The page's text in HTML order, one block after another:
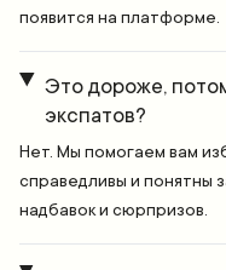
появится на платформе.
Это дороже,
экспатов?
Нет. Мы помогаем вам
справедливы и понятны
надбавок и сюрпризов.